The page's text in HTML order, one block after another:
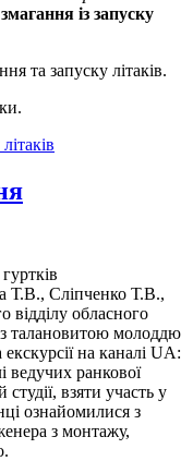
змагання із запуску
та запуску літаків.
Т.В., Сліпченко Т.В.,
відділу обласного
з талановитою молоддю
на каналі UA:
ведучих ранкової
взяти участь у
ознайомилися з
з монтажу,